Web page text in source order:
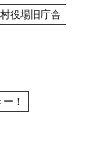
役場旧庁舎
！